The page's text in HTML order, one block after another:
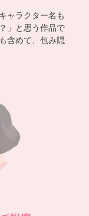
ャラクター名も
」と思う作品で
含めて、包み隠